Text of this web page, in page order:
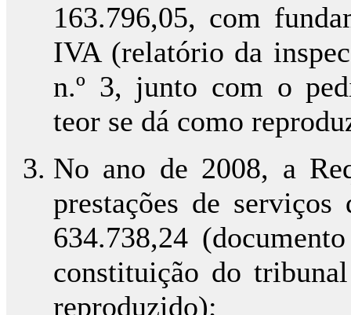
163.796,05, com
IVA (relatório da
n.º 3, junto com o
teor se dá como
No ano de 2008, a
prestações de
634.738,24
constituição do
reproduzido);